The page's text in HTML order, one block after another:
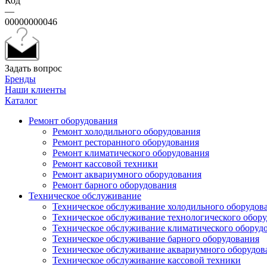
—
00000000046
Задать вопрос
Бренды
Наши клиенты
Каталог
Ремонт оборудования
Ремонт холодильного оборудования
Ремонт ресторанного оборудования
Ремонт климатического оборудования
Ремонт кассовой техники
Ремонт аквариумного оборудования
Ремонт барного оборудования
Техническое обслуживание
Техническое обслуживание холодильного
Техническое обслуживание технологического
Техническое обслуживание климатического
Техническое обслуживание барного оборудования
Техническое обслуживание аквариумного
Техническое обслуживание кассовой техники